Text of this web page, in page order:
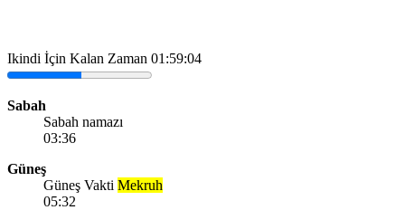
Ikindi İçin Kalan Zaman 01:59:04
Sabah
Sabah namazı
03:36
Güneş
Güneş Vakti Mekruh
05:32